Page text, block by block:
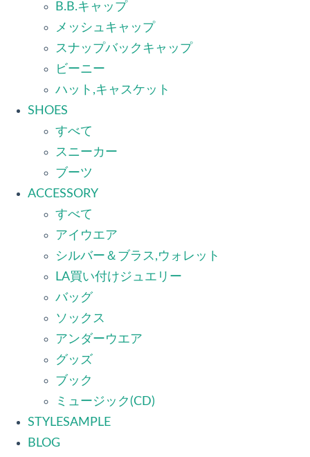
B.B.キャップ
メッシュキャップ
スナップバックキャップ
ビーニー
ハット,キャスケット
SHOES
すべて
スニーカー
ブーツ
ACCESSORY
すべて
アイウエア
シルバー＆ブラス,ウォレット
LA買い付けジュエリー
バッグ
ソックス
アンダーウエア
グッズ
ブック
ミュージック(CD)
STYLESAMPLE
BLOG